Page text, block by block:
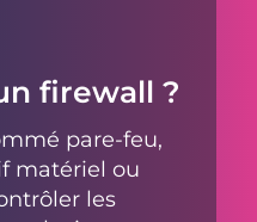
firewall ?
pare-feu,
matériel ou
les